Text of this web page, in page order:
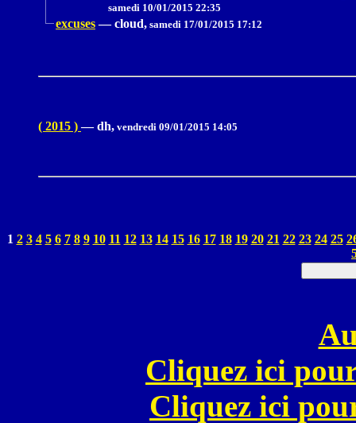
samedi 10/01/2015 22:35
excuses — cloud, samedi 17/01/2015 17:12
( 2015 )— dh, vendredi 09/01/2015 14:05
1 2 3 4 5 6 7 8 9 10 11 12 13 14 15 16 17 18 19 20 21 22 23 24 25
Cliquez ici
Cliquez ici